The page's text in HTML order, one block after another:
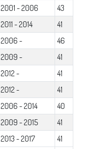
2001 - 2006
43
2011 - 2014
41
2006 -
46
2009 -
41
2012 -
41
2012 -
41
2006 - 2014
40
2009 - 2015
41
2013 - 2017
41